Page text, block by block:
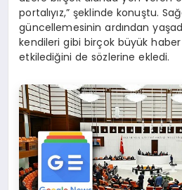
portalıyız,” şeklinde konuştu.
güncellemesinin ardından
kendileri gibi birçok büyük
etkilediğini de sözlerine ekledi.